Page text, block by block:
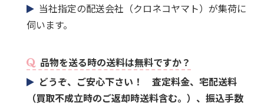
当社指定の配送会社（クロネコヤマト）が集荷に
伺います。
品物を送る時の送料は無料ですか？
どうぞ、ご安心下さい！ 査定料金、宅配送料
（買取不成立時のご返却時送料含む。）、振込手数